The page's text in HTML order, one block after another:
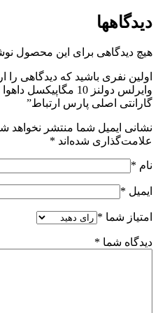
دیدگاهها
هیچ دیدگاهی برای این محصول
اولین نفری باشید که دیدگاهی
گارانتی اصلی پارس ارتباط”
نشانی ایمیل شما منتشر نخواهد
علامت‌گذاری شده‌اند *
نام *
ایمیل *
امتیاز شما *
دیدگاه شما *